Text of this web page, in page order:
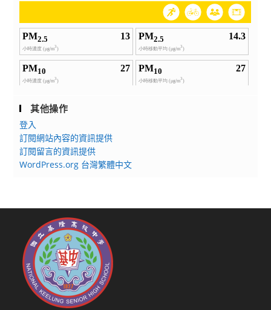
其他操作
登入
訂閱網站內容的資訊提供
訂閱留言的資訊提供
WordPress.org 台灣繁體中文